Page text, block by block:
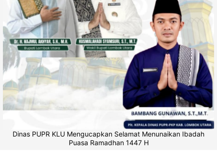
Dinas PUPR KLU Mengucapkan Selamat Menunaikan Ibadah
Puasa Ramadhan 1447 H